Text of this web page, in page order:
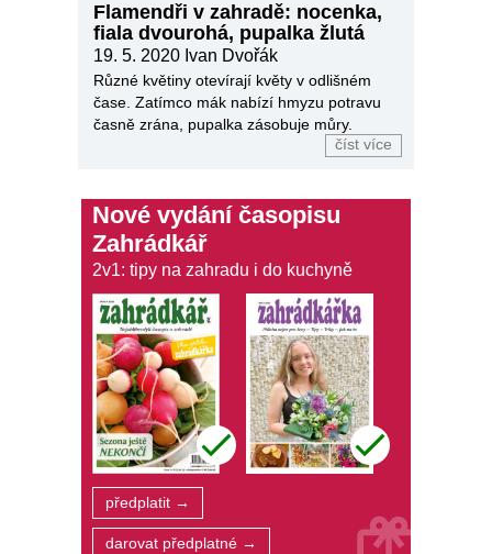
Flamendři v zahradě: nocenka,
fiala dvourohá, pupalka žlutá
19. 5. 2020 Ivan Dvořák
Různé květiny otevírají květy v odlišném
čase. Zatímco mák nabízí hmyzu potravu
časně zrána, pupalka zásobuje můry.
číst více
Nové vydání časopisu
Zahrádkář
2v1: tipy na zahradu i do kuchyně
předplatit →
darovat předplatné →